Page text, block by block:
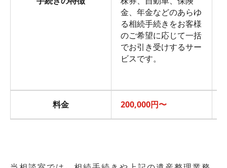
金、年金などのあらゆ
る相続手続きをお客様
のご希望に応じて一括
でお引き受けするサー
ビスです。
料金 200,000円〜